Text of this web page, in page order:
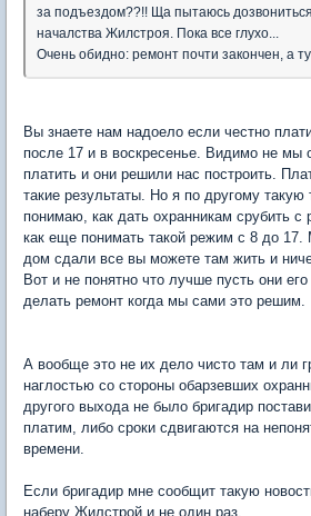
за подъездом??!! Ща пытаюсь
началства Жилстроя. Пока все глухо...
Очень обидно: ремонт почти закончен, а
Вы знаете нам надоело если честно
после 17 и в воскресенье. Видимо не мы
платить и они решили нас построить.
такие результаты. Но я по другому такую
понимаю, как дать охранникам срубить
как еще понимать такой режим с 8 до
дом сдали все вы можете там жить и
Вот и не понятно что лучше пусть они
делать ремонт когда мы сами это решим.
А вообще это не их дело чисто там и ли
наглостью со стороны обарзевших
другого выхода не было бригадир
платим, либо сроки сдвигаются на
времени.
Если бригадир мне сообщит такую
наберу Жилстрой и не один раз.